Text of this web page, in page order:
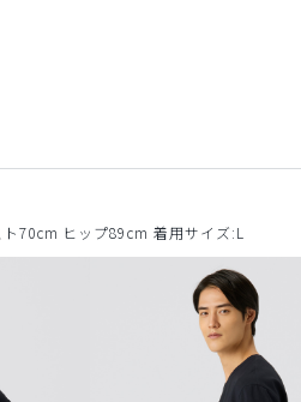
70cm ヒップ89cm 着用サイズ:L